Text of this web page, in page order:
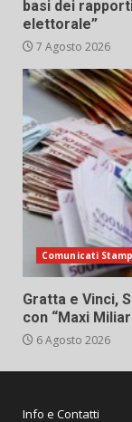
basi dei
elettorale”
7 Agosto 2026
Comunicati
Gratta e Vinci,
con “Maxi
6 Agosto 2026
Info e Contatti